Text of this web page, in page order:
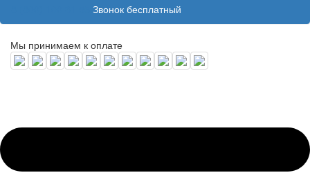
Звонок бесплатный
Мы принимаем к оплате